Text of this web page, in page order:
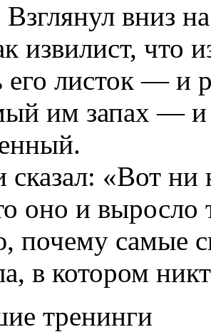
вниз
извилист, что
листок — и
им запах —
«Вот ни
оно и
почему самые
в котором
тренинги